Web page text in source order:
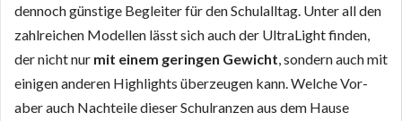
dennoch günstige Begleiter für den Schulalltag. Unter all den
zahlreichen Modellen lässt sich auch der UltraLight finden,
der nicht nur mit einem geringen Gewicht , sondern auch mit
einigen anderen Highlights überzeugen kann. Welche Vor-
aber auch Nachteile dieser Schulranzen aus dem Hause